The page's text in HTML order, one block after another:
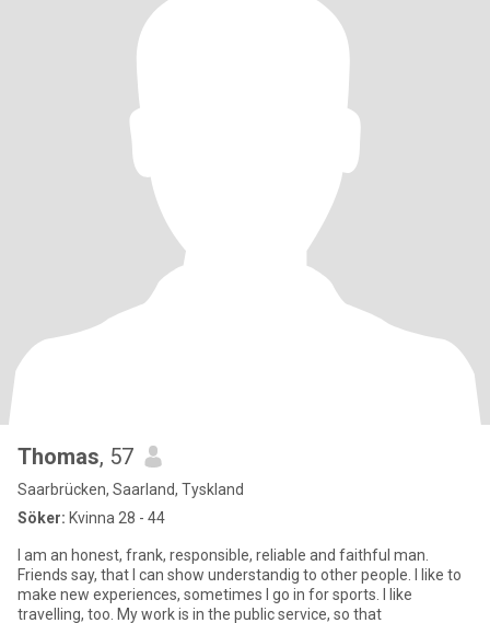
Thomas, 57
Saarbrücken, Saarland, Tyskland
Söker: Kvinna 28 - 44
I am an honest, frank, responsible, reliable and faithful man.
Friends say, that I can show understandig to other people. I like to
make new experiences, sometimes I go in for sports. I like
travelling, too. My work is in the public service, so that